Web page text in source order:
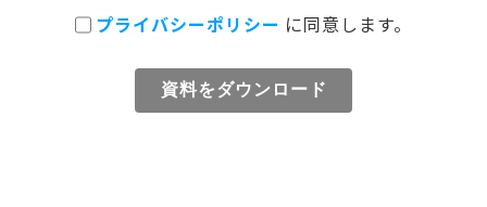
プライバシーポリシー に同意します。
資料をダウンロード